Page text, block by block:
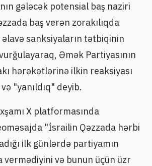
gələcək potensial baş naziri
baş verən zorakılıqda
sanksiyaların tətbiqinin
Əmək Partiyasının
hərəkətlərinə ilkin reaksiyası
"yanıldıq" deyib.
X platformasında
"İsrailin Qəzzada hərbi
ilk günlərdə partiyamın
vermədiyini və bunun üçün üzr